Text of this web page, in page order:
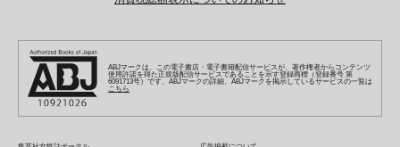
ZEBRACK
ジャンプルーキー！
S-MANGA
集英社コミック文庫
週刊ヤングジャンプ
ヤングジャンプ定期購読デジタル
集英社コミック文庫
りぼん
マーガレット
別冊マーガレット
S-MANGA
集英社コミック文庫
マンガMee公式サイト
リマコミ
マンガMeets
LEE
eclat
T JAPAN
Sportiva
パラスポ
web 集英社文庫
青春と読書
アジア人物史
集英社ビジネス書
集英社新書
集英社新書プラス - 知の水先案内人
kotoba
e!集英社
JUMP j-BOOKS
ダッシュエックス文庫公式サイト
集英社Webマガジン コバルト
集英社みらい文庫
集英社の児童図書 S-KIDS.LAND
ジャンプキャラクターズストア
HAPPY PLUS STORE
SHUEISHA VOX
LEEマルシェ
SHOP Marisol
集英社エディターズ・ラボ
ABJマークは、この電子書店・電子書籍配信サービスが、著作権者からコンテンツ
使用許諾を得た正規版配信サービスであることを示す登録商標（登録番号 第
6091713号）です。ABJマークの詳細、ABJマークを掲示しているサービスの一覧は
こちら